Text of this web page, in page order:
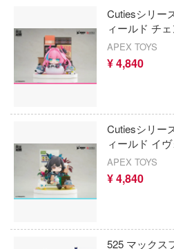
Cutiesシリー
ィールド チ
APEX TOYS
¥ 4,840
Cutiesシリー
ィールド イ
APEX TOYS
¥ 4,840
525 マックス
忍たま
ネプテ
はたら
ハズビ
TAIL
アーカイブ
リーズ
トレイドッグス
GPXサイバーフォーミュラ